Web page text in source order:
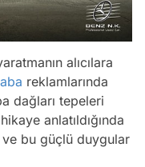
alıcılara
reklamlarında
dağları tepeleri
anlatıldığında
bu güçlü duygular